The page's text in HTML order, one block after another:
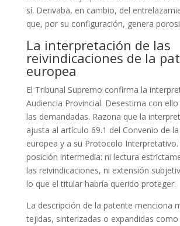
sí. Derivaba, en cambio, del
que, por su configuración, genera
La interpretación de las
reivindicaciones de la
europea
El Tribunal Supremo confirma la
Audiencia Provincial. Desestima con
las demandadas. Razona que la
ajusta al artículo 69.1 del Convenio de
europea y a su Protocolo Interpretativo.
posición intermedia: ni lectura
las reivindicaciones, ni extensión
lo que el titular habría querido proteger.
La descripción de la patente menciona
tejidas, sinterizadas o expandidas